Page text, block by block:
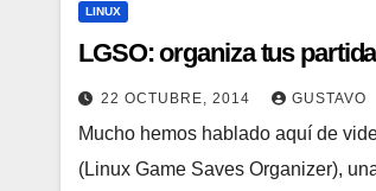
LINUX
LGSO: organiza tus
22 OCTUBRE, 2014 GUSTAVO
Mucho hemos hablado aquí de
(Linux Game Saves Organizer),